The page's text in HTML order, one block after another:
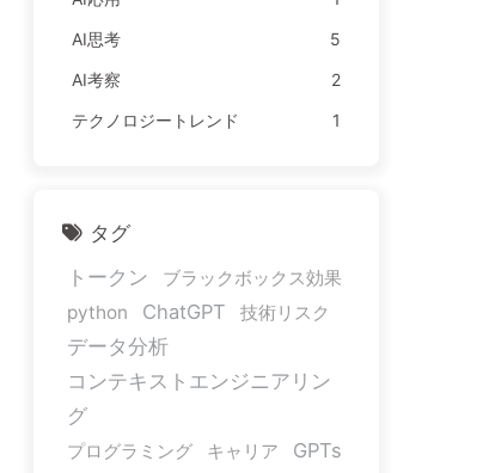
AI思考
5
AI考察
2
テクノロジートレンド
1
タグ
トークン
ブラックボックス効果
python
ChatGPT 技術リスク
データ分析
コンテキストエンジニアリン
グ
プログラミング キャリア GPTs